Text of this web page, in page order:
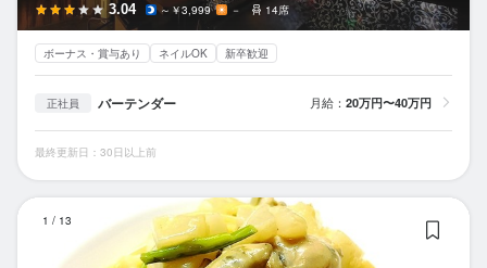
3.04 ～￥3,999 － 14席
ボーナス・賞与あり ネイルOK 新卒歓迎
正社員 バーテンダー 月給： 20万円〜40万円
最終更新日：30日以上前
1 / 13